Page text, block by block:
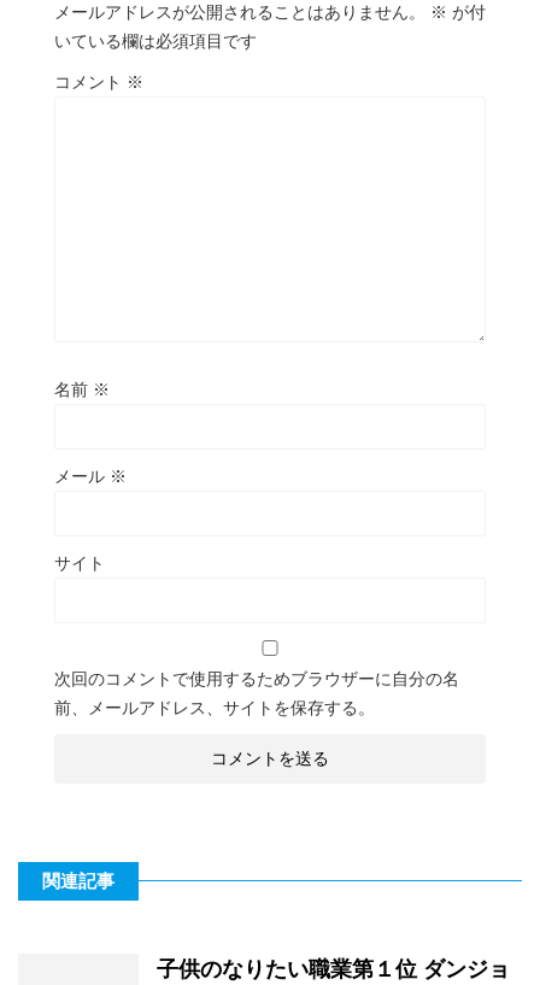
メールアドレスが公開されることはありません。 ※ が付
いている欄は必須項目です
コメント ※
名前 ※
メール ※
サイト
次回のコメントで使用するためブラウザーに自分の名
前、メールアドレス、サイトを保存する。
関連記事
子供のなりたい職業第１位 ダンジョ